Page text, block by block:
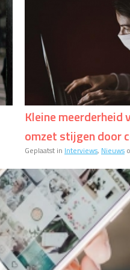
Kleine meerderheid
omzet stijgen door
Geplaatst in Interviews, Nieuws